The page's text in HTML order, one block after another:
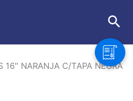
16″ NARANJA C/TAPA NEGRA